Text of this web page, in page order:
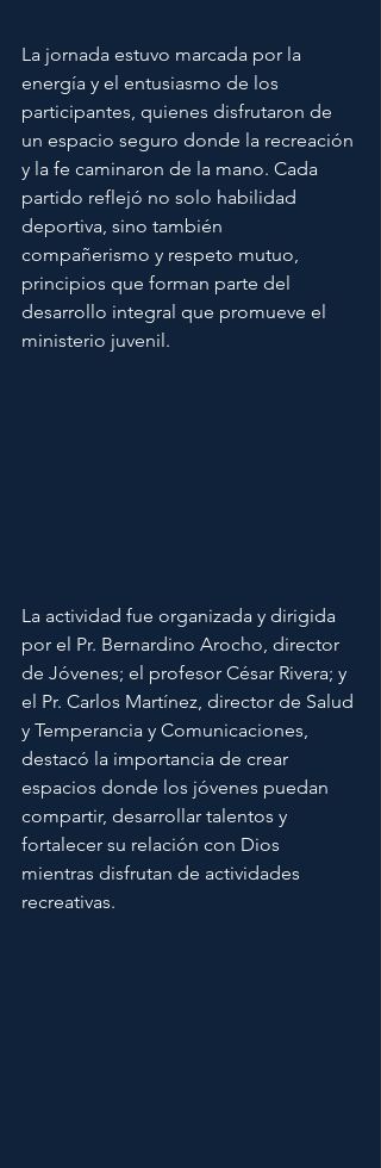
La jornada estuvo marcada por la
energía y el entusiasmo de los
participantes, quienes disfrutaron de
un espacio seguro donde la recreación
y la fe caminaron de la mano. Cada
partido reflejó no solo habilidad
deportiva, sino también
compañerismo y respeto mutuo,
principios que forman parte del
desarrollo integral que promueve el
ministerio juvenil.
La actividad fue organizada y dirigida
por el Pr. Bernardino Arocho, director
de Jóvenes; el profesor César Rivera; y
el Pr. Carlos Martínez, director de Salud
y Temperancia y Comunicaciones,
destacó la importancia de crear
espacios donde los jóvenes puedan
compartir, desarrollar talentos y
fortalecer su relación con Dios
mientras disfrutan de actividades
recreativas.